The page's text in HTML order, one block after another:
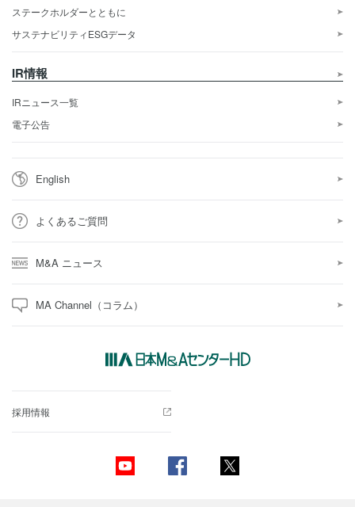
ステークホルダーとともに
サステナビリティESGデータ
IR情報
IRニュース一覧
電子公告
English
よくあるご質問
M&A ニュース
MA Channel（コラム）
採用情報